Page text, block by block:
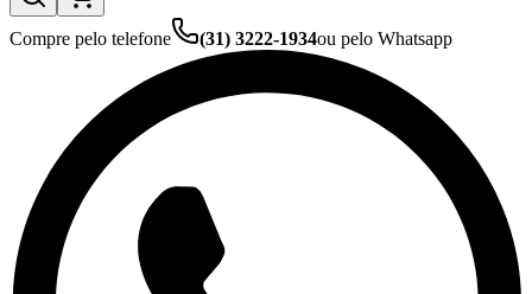
Compre pelo telefone (31) 3222-1934ou pelo Whatsapp